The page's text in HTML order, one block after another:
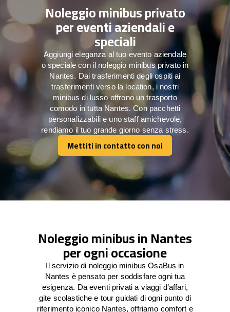
Noleggio minibus privato
per eventi aziendali e
speciali
Aggiungi eleganza al tuo evento aziendale
o speciale con il noleggio minibus privato in
Nantes. Dai trasferimenti degli ospiti ai
trasferimenti verso la location, i nostri
minibus di lusso offrono un trasporto
comodo in tutta Nantes. Con pacchetti
personalizzabili e uno staff amichevole,
rendiamo il tuo grande giorno senza stress.
Mettiti in contatto con noi
Mettiti in contatto con noi
Noleggio minibus in Nantes
per ogni occasione
Il servizio di noleggio minibus OsaBus in
Nantes è pensato per soddisfare ogni tua
esigenza. Da eventi privati a viaggi d’affari,
gite scolastiche e tour guidati di ogni punto di
riferimento iconico Nantes, offriamo comfort e